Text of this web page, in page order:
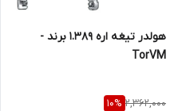
هولدر تیغه اره ۱.۳۸۹ برند -
TorVM
2,362,000
10%